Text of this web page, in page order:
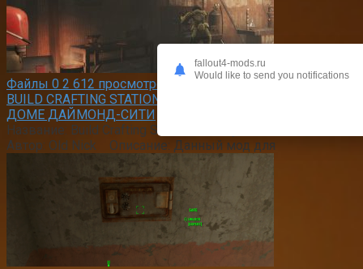
Файлы 0 2 612 просмотров
BUILD CRAFTING STATIONS / ПОЛНАЯ МАСТЕРСКАЯ В
ДОМЕ ДАЙМОНД-СИТИ
Название: Build Crafting Stations in Player Home
Автор: Old Nick Описание: Данный мод для
fallout4-mods.ru
Would like to send you notifications